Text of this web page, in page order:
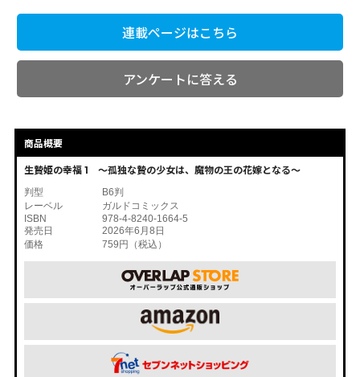
連載ページはこちら
アンケートに答える
商品概要
生贄姫の幸福 1 ～孤独な贄の少女は、魔物の王の花嫁となる～
判型
B6判
レーベル
ガルドコミックス
ISBN
978-4-8240-1664-5
発売日
2026年6月8日
価格
759円（税込）